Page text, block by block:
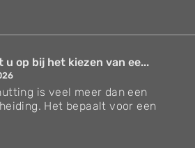
u op bij het kiezen van ee...
is veel meer dan een
Het bepaalt voor een